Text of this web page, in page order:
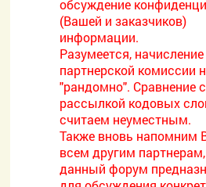
обсуждение
(Вашей и заказчиков)
информации.
Разумеется, начисление
партнерской комиссии
"рандомно". Сравнение с
рассылкой кодовых
считаем неуместным.
Также вновь напомним
всем другим
данный форум